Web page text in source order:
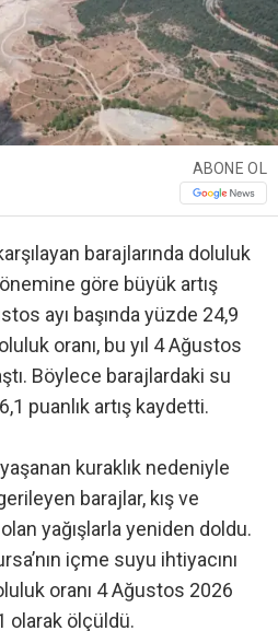
ABONE OL
barajlarında doluluk
göre büyük artış
ayı başında yüzde 24,9
oranı, bu yıl 4 Ağustos
Böylece barajlardaki su
puanlık artış kaydetti.
kuraklık nedeniyle
barajlar, kış ve
yağışlarla yeniden doldu.
içme suyu ihtiyacını
oranı 4 Ağustos 2026
olarak ölçüldü.